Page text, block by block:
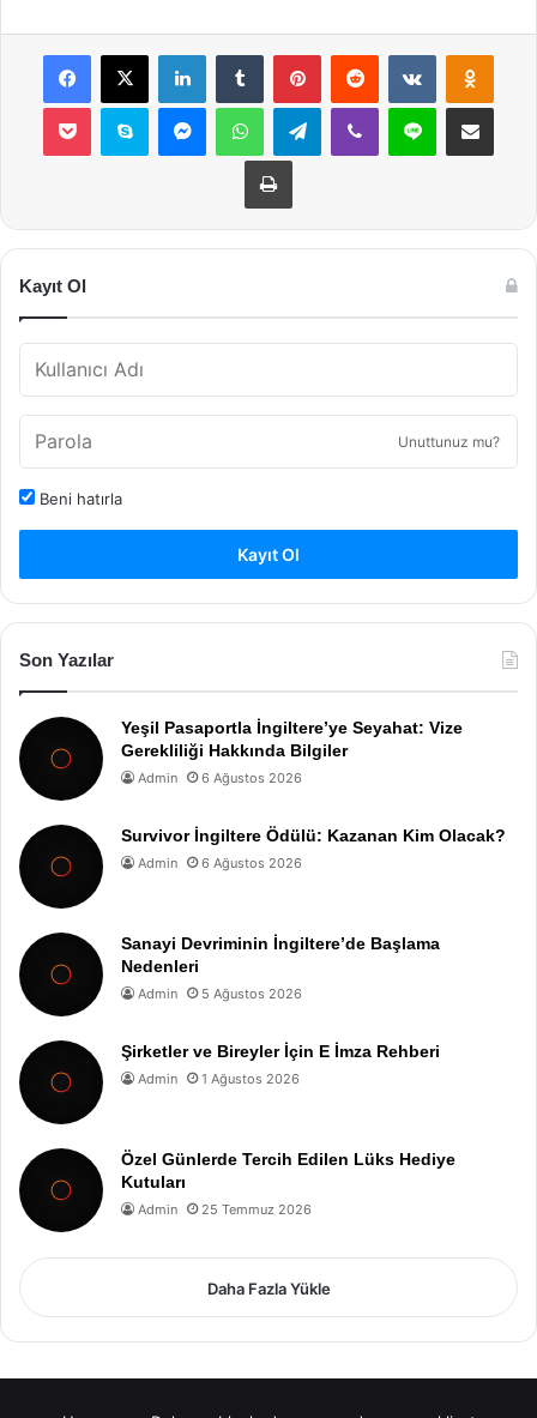
Facebook
X LinkedInTumblr PinterestReddit VKontakte
Pocket Skype MessengerWhatsAppTelegramViber Line E-Posta ile
Yazdır
Kayıt Ol
Unuttunuz mu?
Beni hatırla
Kayıt Ol
Son Yazılar
Yeşil Pasaportla İngiltere’ye Seyahat: Vize
Gerekliliği Hakkında Bilgiler
Admin 6 Ağustos 2026
Survivor İngiltere Ödülü: Kazanan Kim Olacak?
Admin 6 Ağustos 2026
Sanayi Devriminin İngiltere’de Başlama
Nedenleri
Admin 5 Ağustos 2026
Şirketler ve Bireyler İçin E İmza Rehberi
Admin 1 Ağustos 2026
Özel Günlerde Tercih Edilen Lüks Hediye
Kutuları
Admin 25 Temmuz 2026
Daha Fazla Yükle